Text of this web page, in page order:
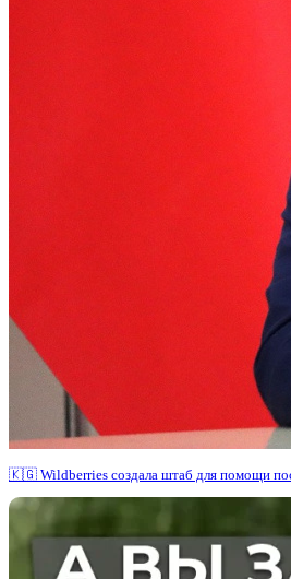
🇰🇬 Wildberries создала штаб для помощи